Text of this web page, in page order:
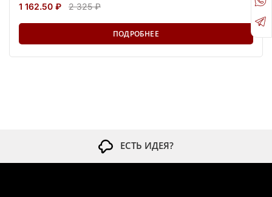
1 162.50 ₽ 2 325 ₽
ПОДРОБНЕЕ
ЕСТЬ ИДЕЯ?